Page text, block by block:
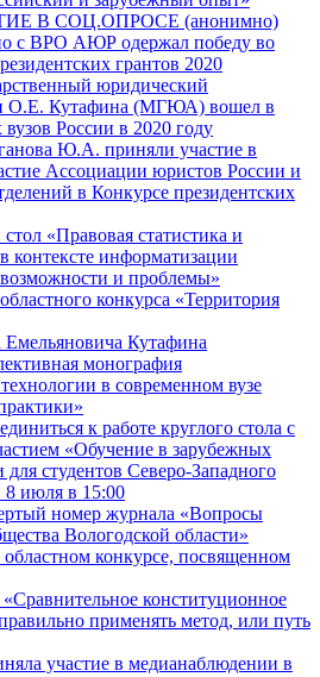
В СОЦ.ОПРОСЕ (анонимно)
с ВРО АЮР одержал победу во
грантов 2020
юридический
О.Е. Кутафина (МГЮА) вошел в
России в 2020 году
Ю.А. приняли участие в
Ассоциации юристов России и
в Конкурсе президентских
«Правовая статистика и
контексте информатизации
возможности и проблемы»
конкурса «Территория
Кутафина
монография
в современном вузе
к работе круглого стола с
«Обучение в зарубежных
для студентов Северо-Западного
июля в 15:00
номер журнала «Вопросы
Вологодской области»
конкурсе, посвященном
конституционное
применять метод, или путь
участие в медианаблюдении в